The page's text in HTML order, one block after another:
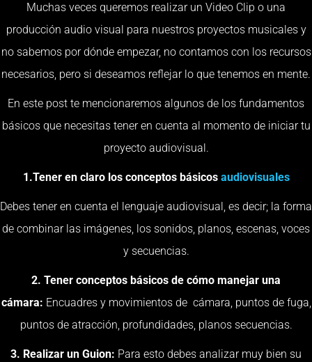
Muchas veces queremos realizar un Video Clip o una
producción audio visual para nuestros proyectos musicales y
no sabemos por dónde empezar, no contamos con los recursos
necesarios, pero si deseamos reflejar lo que tenemos en mente.
En este post te mencionaremos algunos de los fundamentos
básicos que necesitas tener en cuenta al momento de iniciar tu
proyecto audiovisual.
1.Tener en claro los conceptos básicos audiovisuales
Debes tener en cuenta el lenguaje audiovisual, es decir; la forma
de combinar las imágenes, los sonidos, planos, escenas, voces
y secuencias.
2. Tener conceptos básicos de cómo manejar una
cámara: Encuadres y movimientos de cámara, puntos de fuga,
puntos de atracción, profundidades, planos secuencias.
3. Realizar un Guion: Para esto debes analizar muy bien su